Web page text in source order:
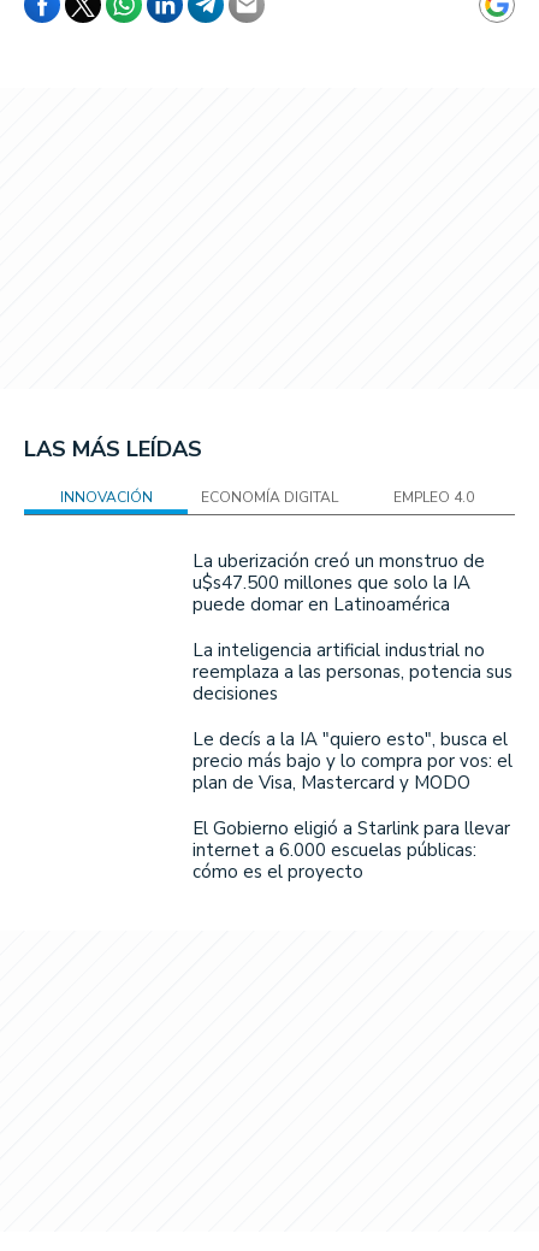
LAS MÁS LEÍDAS
INNOVACIÓN ECONOMÍA DIGITAL EMPLEO 4.0
La uberización creó un monstruo de
u$s47.500 millones que solo la IA
puede domar en Latinoamérica
La inteligencia artificial industrial no
reemplaza a las personas, potencia sus
decisiones
Le decís a la IA "quiero esto", busca el
precio más bajo y lo compra por vos: el
plan de Visa, Mastercard y MODO
El Gobierno eligió a Starlink para llevar
internet a 6.000 escuelas públicas:
cómo es el proyecto